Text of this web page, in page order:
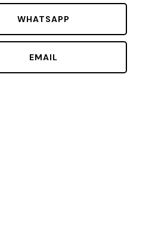
WHATSAPP
EMAIL